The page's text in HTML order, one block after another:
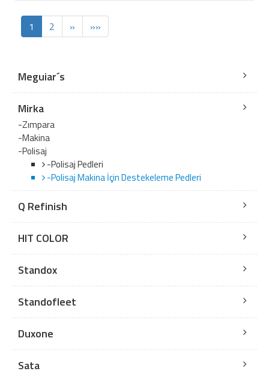
1 2 » »»
Meguiar´s
Mirka
-Zımpara
-Makina
-Polisaj
-Polisaj Pedleri
-Polisaj Makina İçin Destekeleme Pedleri
Q Refinish
HIT COLOR
Standox
Standofleet
Duxone
Sata